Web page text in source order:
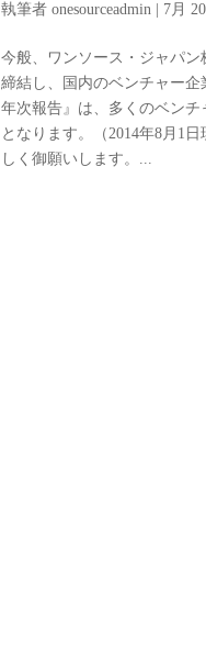
執筆者onesourceadmin 7月
今般、ワンソース・ジャパ
締結し、国内のベンチャー
年次報告』は、多くのベン
となります。（2014年8月1
しく御願いします。...